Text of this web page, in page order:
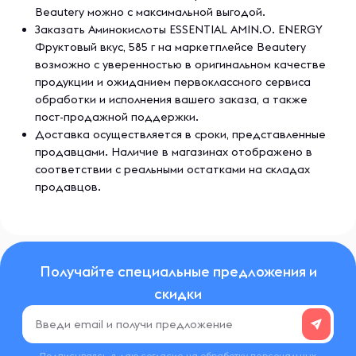
Ингредиенты
Лимонная кислота, яблочная кислота, натуральные и
свеклы (краситель), винная кислота, диоксид кремния,
силикат кальция, смесь камеди (целлюлозная камедь,
ксантановая камедь, каррагинан), сукралоза,
подсолнечный и/или соевый лецитин, краситель
желтый 5 и 6.
Содержит сою.
фенилаланин.
Без аспартама
Предупреждения
Проконсультируйтесь с врачом перед использованием
Beautery можно с максимальной выгодой.
Заказать Аминокислоты ESSENTIAL AMIN.O. ENERGY
Фруктовый вкус, 585 г на маркетплейсе Beautery
возможно с уверенностью в оригинальном качестве
продукции и ожиданием первоклассного сервиса
обработки и исполнения вашего заказа, а также
пост-продажной поддержки.
Доставка осуществляется в сроки, представленные
продавцами. Наличие в магазинах отображено в
соответствии с реальными остатками на складах
продавцов.
Получайте специальные предложения и
скидки